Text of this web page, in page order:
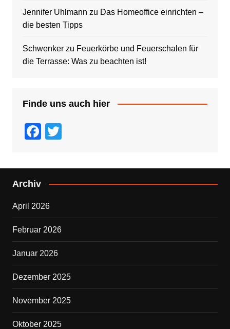
Jennifer Uhlmann zu Das Homeoffice einrichten –
die besten Tipps
Schwenkerzu Feuerkörbe und Feuerschalen für
die Terrasse: Was zu beachten ist!
Finde uns auch hier
F
c
e
o
o
k
tt
er
Archiv
April 2026
Februar 2026
Januar 2026
Dezember 2025
November 2025
Oktober 2025